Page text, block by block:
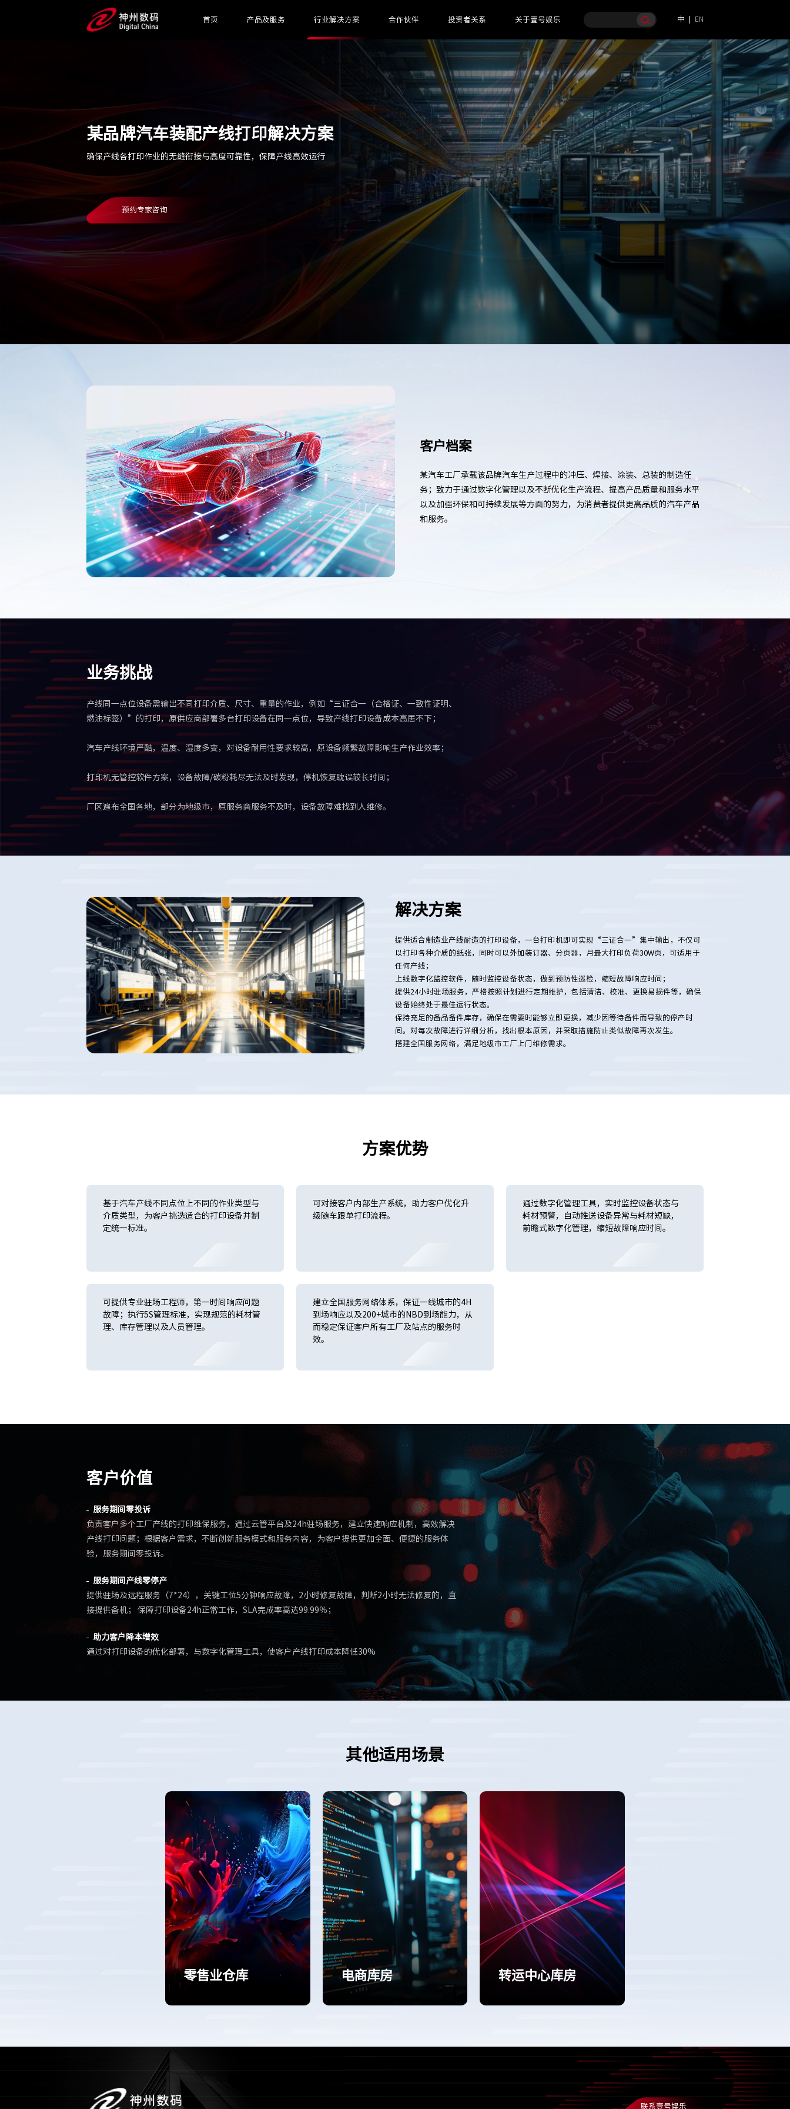
首页 产品及服务 行业解决方案 合作伙伴 投资者关系 关于壹号娱乐 中 EN
某品牌汽车装配产线打印解决方案
确保产线各打印作业的无缝衔接与高度可靠性，保障产线高效运行
预约专家咨询
客户档案
某汽车工厂承载该品牌汽车生产过程中的冲压、焊接、涂装、总装的制造任
务；致力于通过数字化管理以及不断优化生产流程、提高产品质量和服务水平
以及加强环保和可持续发展等方面的努力，为消费者提供更高品质的汽车产品
和服务。
业务挑战
产线同一点位设备需输出不同打印介质、尺寸、重量的作业，例如“三证合一（合格证、一致性证明、
燃油标签）”的打印，原供应商部署多台打印设备在同一点位，导致产线打印设备成本高居不下；
汽车产线环境严酷，温度、湿度多变，对设备耐用性要求较高，原设备频繁故障影响生产作业效率；
打印机无管控软件方案，设备故障/碳粉耗尽无法及时发现，停机恢复耽误较长时间；
厂区遍布全国各地，部分为地级市，原服务商服务不及时，设备故障难找到人维修。
解决方案
提供适合制造业产线耐造的打印设备，一台打印机即可实现“三证合一”集中输出，不仅可
以打印各种介质的纸张，同时可以外加装订器、分页器，月最大打印负荷30W页，可适用于
任何产线；
上线数字化监控软件，随时监控设备状态，做到预防性巡检，缩短故障响应时间；
提供24小时驻场服务，严格按照计划进行定期维护，包括清洁、校准、更换易损件等，确保
设备始终处于最佳运行状态。
保持充足的备品备件库存，确保在需要时能够立即更换，减少因等待备件而导致的停产时
间。对每次故障进行详细分析，找出根本原因，并采取措施防止类似故障再次发生。
搭建全国服务网络，满足地级市工厂上门维修需求。
方案优势
基于汽车产线不同点位上不同的作业类型与
介质类型，为客户挑选适合的打印设备并制
定统一标准。
可对接客户内部生产系统，助力客户优化升
级随车跟单打印流程。
通过数字化管理工具，实时监控设备状态与
耗材预警，自动推送设备异常与耗材短缺，
前瞻式数字化管理，缩短故障响应时间。
可提供专业驻场工程师，第一时间响应问题
故障；执行5S管理标准，实现规范的耗材管
理、库存管理以及人员管理。
建立全国服务网络体系，保证一线城市的4H
到场响应以及200+城市的NBD到场能力，从
而稳定保证客户所有工厂及站点的服务时
效。
客户价值
服务期间零投诉
负责客户多个工厂产线的打印维保服务，通过云管平台及24h驻场服务，建立快速响应机制，高效解决
产线打印问题；根据客户需求，不断创新服务模式和服务内容，为客户提供更加全面、便捷的服务体
验，服务期间零投诉。
服务期间产线零停产
提供驻场及远程服务（7*24），关键工位5分钟响应故障，2小时修复故障，判断2小时无法修复的，直
接提供备机； 保障打印设备24h正常工作，SLA完成率高达99.99％；
助力客户降本增效
通过对打印设备的优化部署，与数字化管理工具，使客户产线打印成本降低30%
其他适用场景
零售业仓库 电商库房 转运中心库房
联系壹号娱乐